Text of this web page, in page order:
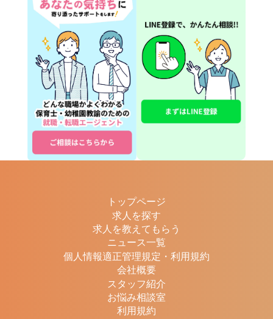
トップページ
求人を探す
求人を教えてもらう
ニュース一覧
個人情報適正管理規定・利用規約
会社概要
スタッフ紹介
お悩み相談室
利用規約